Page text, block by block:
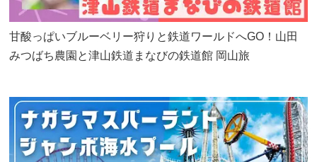
甘酸っぱいブルーベリー狩りと鉄道ワールドへGO！山田
みつばち農園と津山鉄道まなびの鉄道館 岡山旅